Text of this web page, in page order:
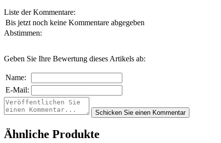
Liste der Kommentare:
Bis jetzt noch keine Kommentare abgegeben
Abstimmen:
Geben Sie Ihre Bewertung dieses Artikels ab:
Name:
E-Mail:
Ähnliche Produkte